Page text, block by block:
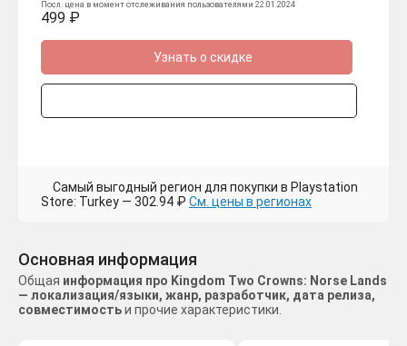
Посл. цена в момент отслеживания пользователями 22.01.2024
499 ₽
Узнать о скидке
Самый выгодный регион для покупки в Playstation
Store: Turkey — 302.94 ₽ См. цены в регионах
Основная информация
Общая информация про Kingdom Two Crowns: Norse Lands
— локализация/языки, жанр, разработчик, дата релиза,
совместимостьи прочие характеристики.